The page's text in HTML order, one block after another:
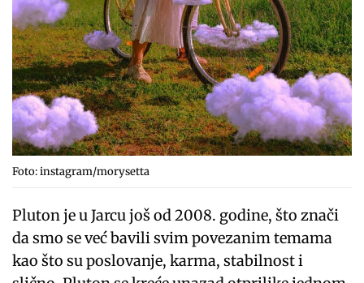
Foto: instagram/morysetta
Pluton je u Jarcu još od 2008. godine, što znači
da smo se već bavili svim povezanim temama
kao što su poslovanje, karma, stabilnost i